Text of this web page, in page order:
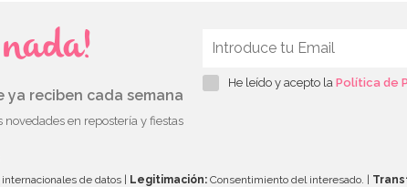
ya reciben cada semana
novedades en repostería y fiestas
He leído y acepto la Política de
de datos | Legitimación: Consentimiento del interesado. |